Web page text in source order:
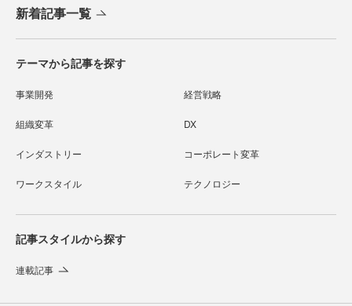
新着記事一覧
テーマから記事を探す
事業開発 経営戦略
組織変革 DX
インダストリー コーポレート変革
ワークスタイル テクノロジー
記事スタイルから探す
連載記事